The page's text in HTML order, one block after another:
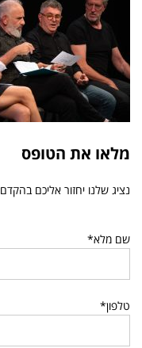
מלאו את הטופס
נציג שלנו יחזור אליכם בהקדם
שם מלא*
טלפון*